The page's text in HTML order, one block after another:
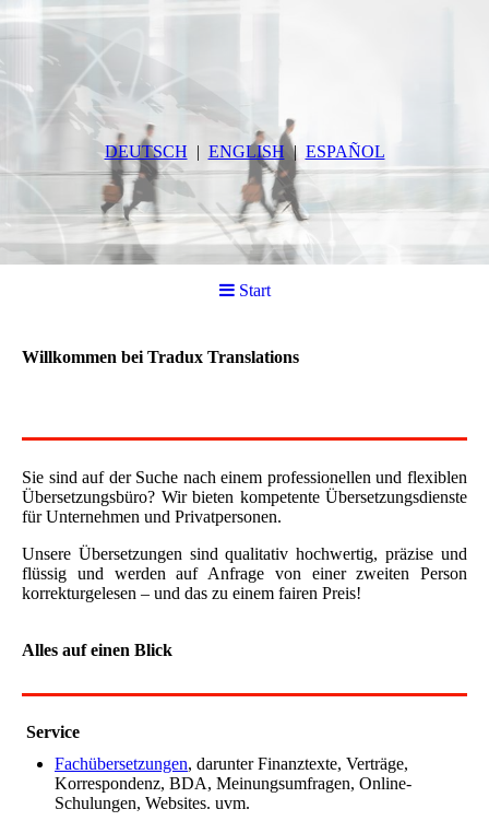
DEUTSCH ENGLISH ESPAÑOL
Start
Willkommen bei Tradux Translations
Sie sind auf der Suche nach einem professionellen und flexiblen
Über­setzungs­büro? Wir bieten kompetente Übersetzungsdienste
für Un­ter­neh­men und Privatpersonen.
Unsere Übersetzungen sind qualitativ hochwertig, präzise und
flüssig und werden auf Anfrage von einer zweiten Person
korrekturgelesen – und das zu einem fairen Preis!
Alles auf einen Blick
Service
Fachübersetzungen, darunter Finanztexte, Verträge,
Korrespondenz, BDA, Meinungsumfragen, Online-
Schulungen, Websites. uvm.